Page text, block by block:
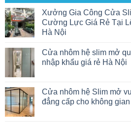
Xưởng Gia Công Cửa
Cường Lực Giá Rẻ Tại
Hà Nội
Cửa nhôm hệ slim mở
nhập khẩu giá rẻ Hà Nội
Cửa nhôm hệ Slim mở
đẳng cấp cho không